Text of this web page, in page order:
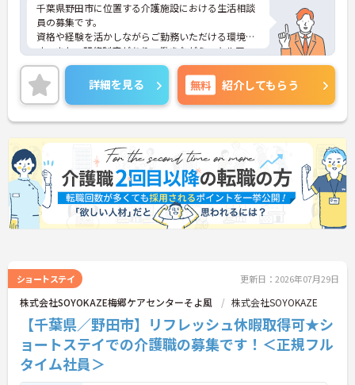
千葉県野田市に位置する介護施設における生活相談
員の募集です。
資格や経験を活かしながらご勤務いただける環境で
す。また、研修制度があり、働きながらスキルアッ
プが目指せる環境です。
ご興味のある方には、面接対策ポイントなど、さら
に詳細をご案内しますのでお気軽にご相談くださ
い！
詳細を見る 無料 紹介してもらう
ショートステイ 更新日：2026年07月29日
株式会社SOYOKAZE梅郷ケアセンターそよ風 株式会社SOYOKAZE
【千葉県／野田市】リフレッシュ休暇取得可★シ
ョートステイでの介護職の募集です！＜正規フル
タイム社員＞